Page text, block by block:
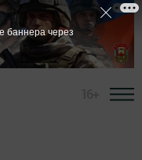
баннера через